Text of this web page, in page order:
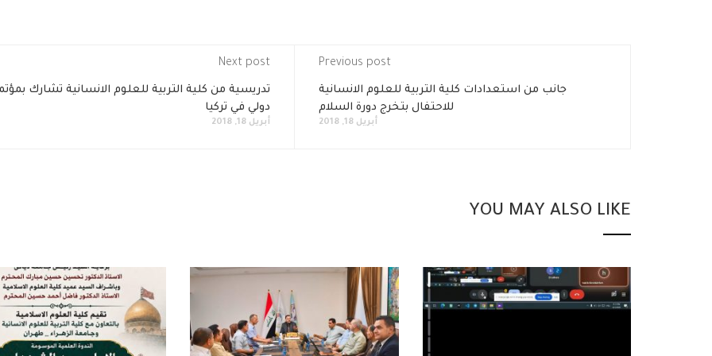
Previous post
جانب من استعدادات كلية التربية للعلوم الانسانية
للاحتفال بتخرج دورة السلام
أبريل 18, 2018
Next post
تدريسية من كلية التربية للعلوم الانسانية تشارك
دولي في تركيا
أبريل 18, 2018
YOU MAY ALSO LIKE